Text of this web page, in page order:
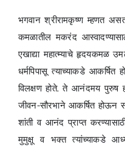
भगवान श्रीरामकृष्ण म्हणत
कमळातील मकरंद
एखाद्या महात्म्याचे हृदयकमळ
धर्मपिपासू त्याच्याकडे आकर्षित
विलक्षण होते. ते आनंदमय पुरुष
जीवन-सौरभाने आकर्षित होऊन
शांती व आनंद प्राप्त
मुमुक्षू व भक्त त्यांच्याकडे